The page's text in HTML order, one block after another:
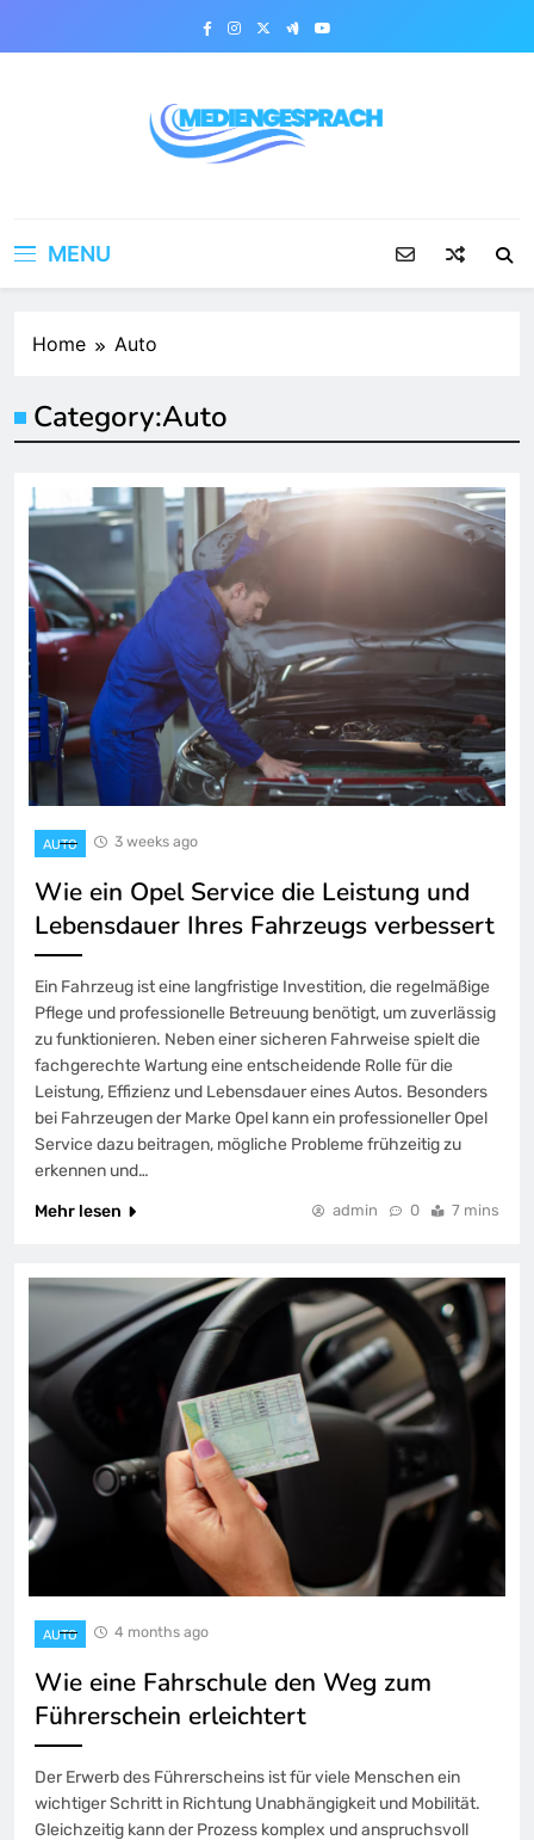
MENU
Home Auto
Category:Auto
AUTO 3 weeks ago
Wie ein Opel Service die Leistung und
Lebensdauer Ihres Fahrzeugs verbessert
Ein Fahrzeug ist eine langfristige Investition, die regelmäßige
Pflege und professionelle Betreuung benötigt, um zuverlässig
zu funktionieren. Neben einer sicheren Fahrweise spielt die
fachgerechte Wartung eine entscheidende Rolle für die
Leistung, Effizienz und Lebensdauer eines Autos. Besonders
bei Fahrzeugen der Marke Opel kann ein professioneller Opel
Service dazu beitragen, mögliche Probleme frühzeitig zu
erkennen und…
Mehr lesen
admin 0 7 mins
AUTO 4 months ago
Wie eine Fahrschule den Weg zum
Führerschein erleichtert
Der Erwerb des Führerscheins ist für viele Menschen ein
wichtiger Schritt in Richtung Unabhängigkeit und Mobilität.
Gleichzeitig kann der Prozess komplex und anspruchsvoll